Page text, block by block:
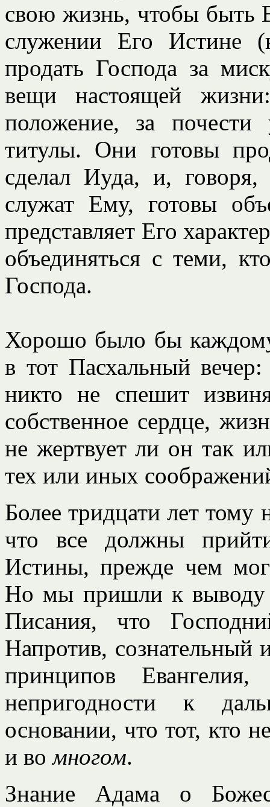
свою жизнь, чтобы быть
служении Его Истине
продать Господа за
вещи настоящей
положение, за
титулы. Они готовы
сделал Иуда, и,
служат Ему, готовы
представляет Его
объединяться с теми,
Господа.
Хорошо было бы каждому
в тот Пасхальный
никто не спешит
собственное сердце,
не жертвует ли он так
тех или иных
Более тридцати лет
что все должны
Истины, прежде чем
Но мы пришли к выводу
Писания, что
Напротив,
принципов Евангелия,
непригодности к
основании, что тот, кто
и вомногом.
Знание Адама о